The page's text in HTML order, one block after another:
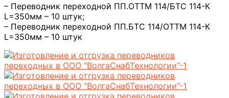
– Переводник переходной ПП.ОТТМ 114/БТС 114-К
L=350мм – 10 штук;
– Переводник переходной ПП.БТС 114/ОТТМ 114-К
L=350мм – 10 штук